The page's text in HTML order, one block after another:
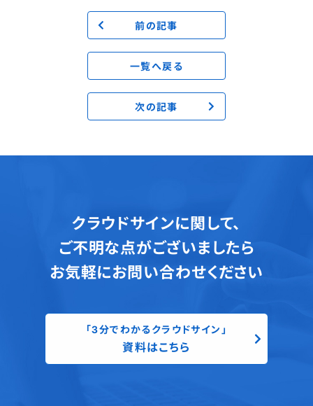
前の記事
一覧へ戻る
次の記事
クラウドサインに関して、
ご不明な点がございましたら
お気軽にお問い合わせください
「3分でわかるクラウドサイン」
資料はこちら